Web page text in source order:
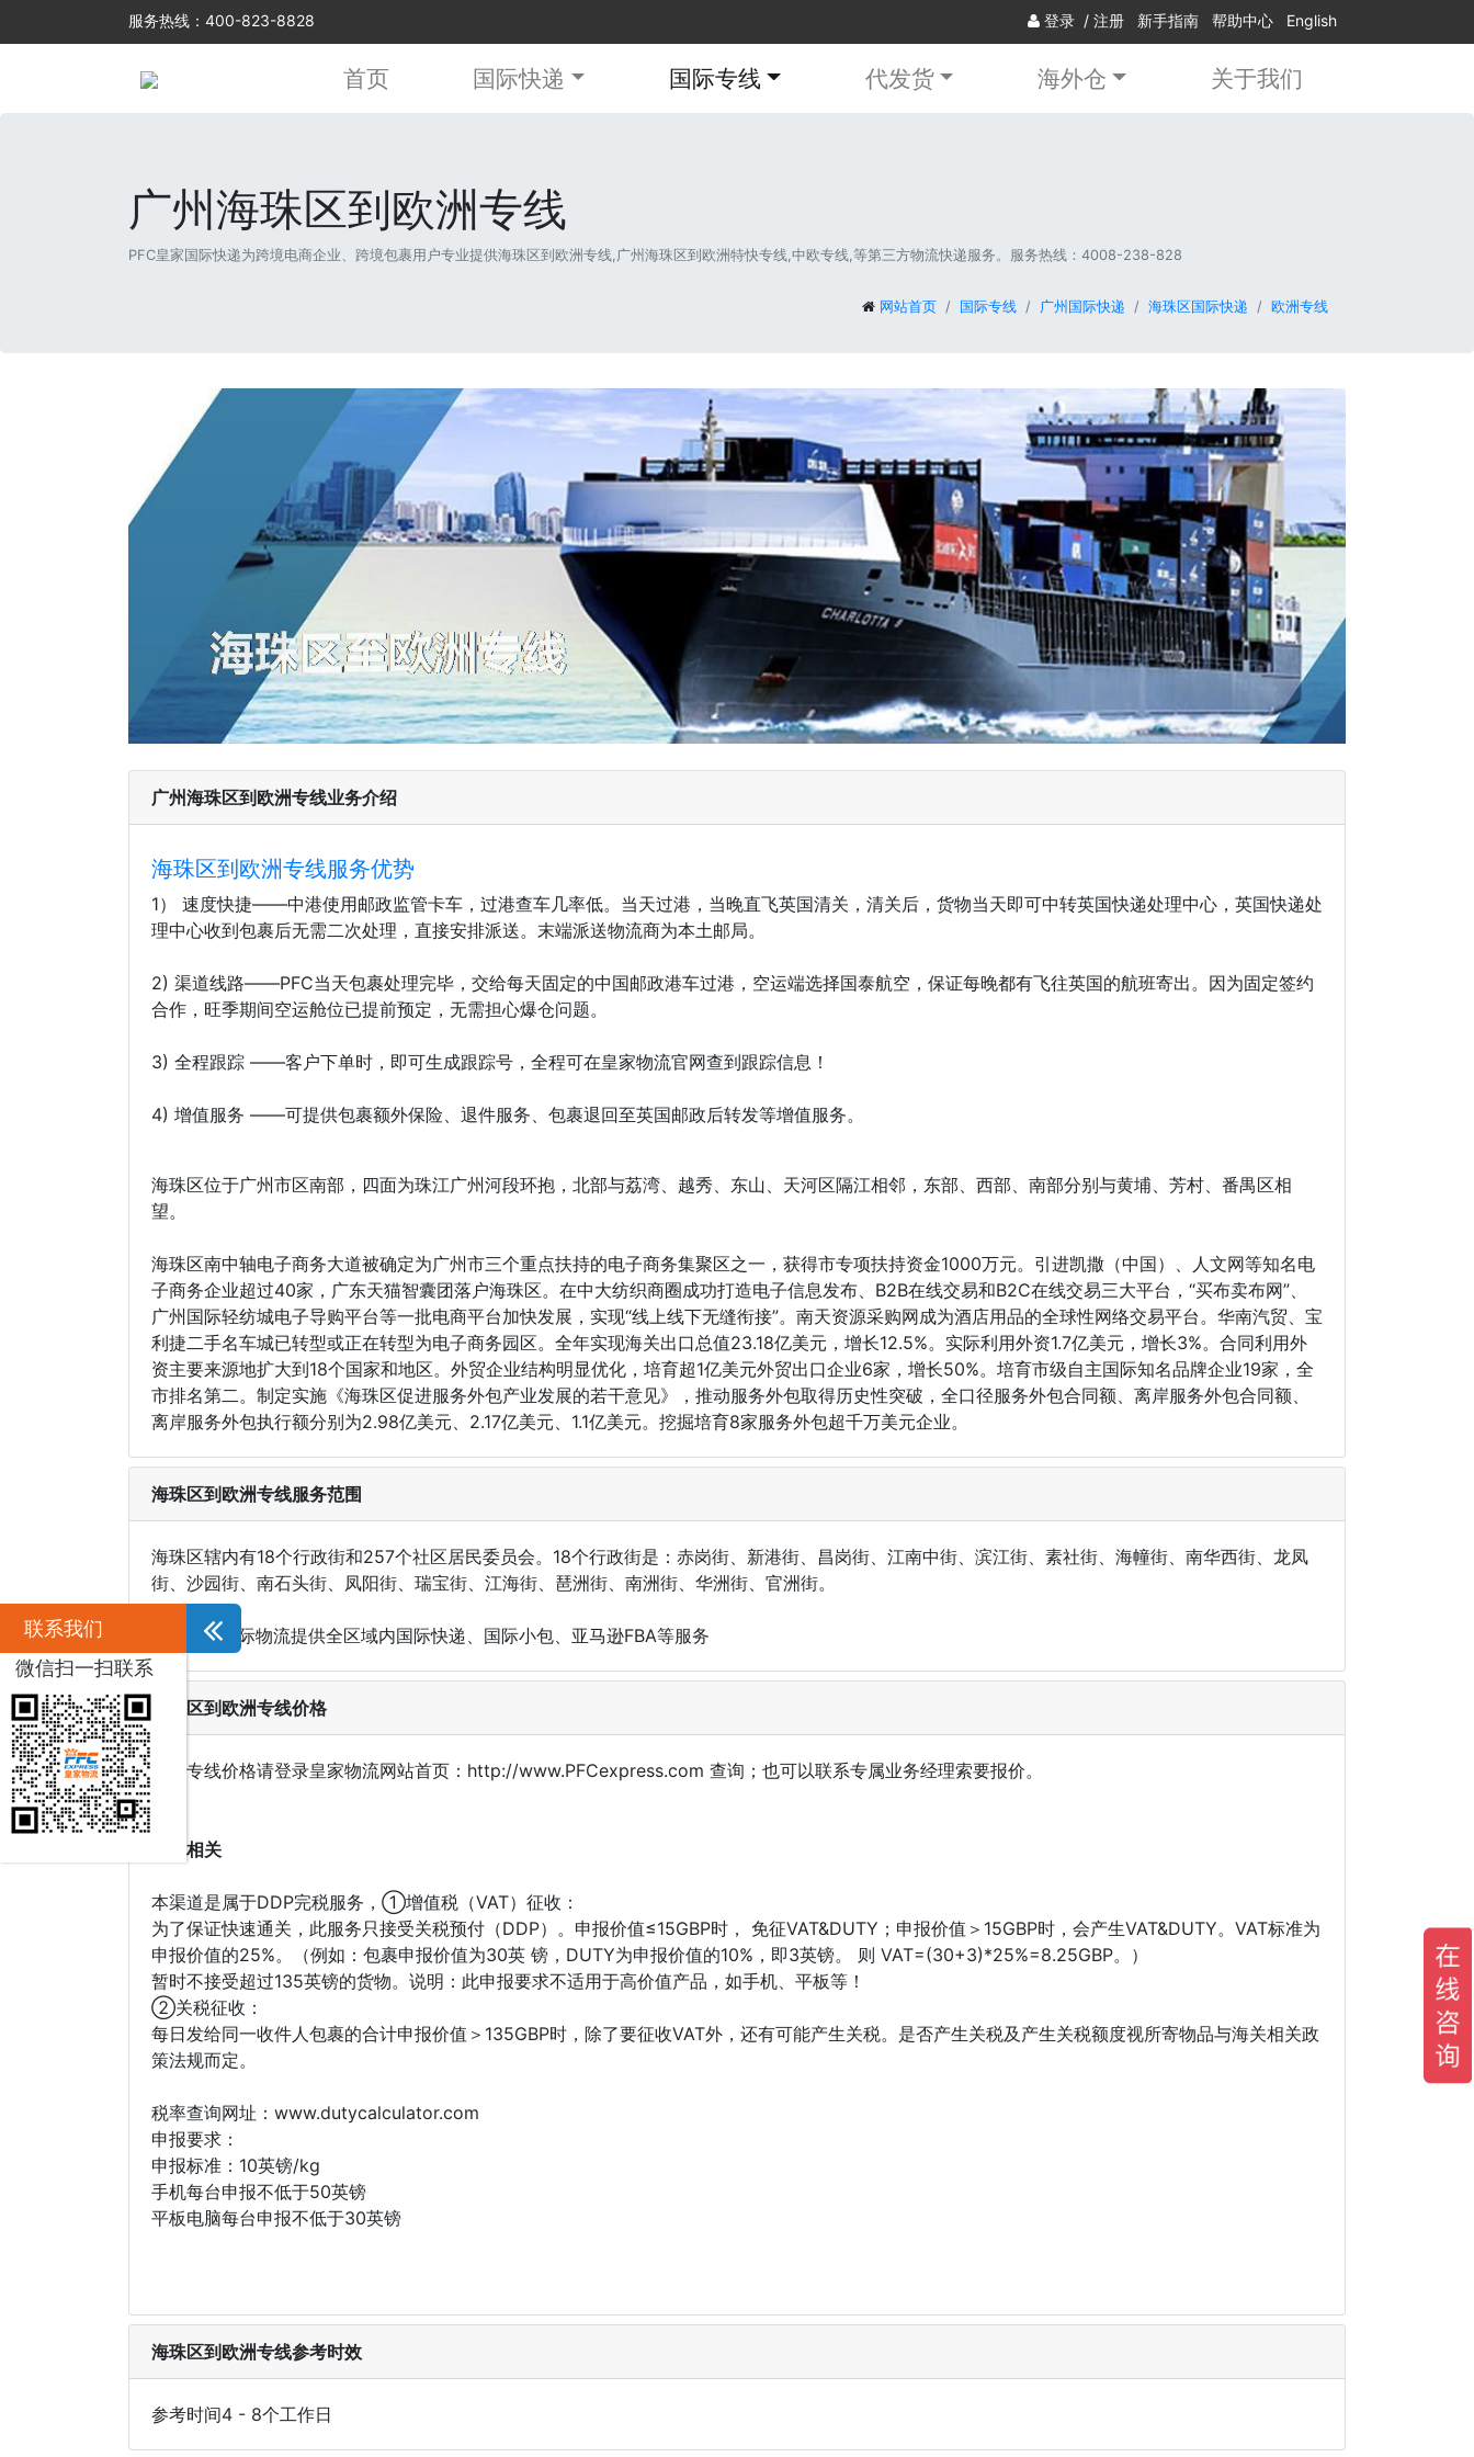
服务热线：400-823-8828 登录 / 注册 新手指南 帮助中心 English
首页 国际快递 国际专线 代发货 海外仓 关于我们
广州海珠区到欧洲专线
PFC皇家国际快递为跨境电商企业、跨境包裹用户专业提供海珠区到欧洲专线,广州海珠区到欧洲特快专线,中欧专线,等第三方物流快递服务。服务热线：4008-238-828
网站首页 国际专线 广州国际快递 海珠区国际快递 欧洲专线
广州海珠区到欧洲专线业务介绍
海珠区到欧洲专线服务优势
1） 速度快捷——中港使用邮政监管卡车，过港查车几率低。当天过港，当晚直飞英国清关，清关后，货物当天即可中转英国快递处理中心，英国快递处
理中心收到包裹后无需二次处理，直接安排派送。末端派送物流商为本土邮局。
2) 渠道线路——PFC当天包裹处理完毕，交给每天固定的中国邮政港车过港，空运端选择国泰航空，保证每晚都有飞往英国的航班寄出。因为固定签约
合作，旺季期间空运舱位已提前预定，无需担心爆仓问题。
3) 全程跟踪 ——客户下单时，即可生成跟踪号，全程可在皇家物流官网查到跟踪信息！
4) 增值服务 ——可提供包裹额外保险、退件服务、包裹退回至英国邮政后转发等增值服务。
海珠区位于广州市区南部，四面为珠江广州河段环抱，北部与荔湾、越秀、东山、天河区隔江相邻，东部、西部、南部分别与黄埔、芳村、番禺区相
望。
海珠区南中轴电子商务大道被确定为广州市三个重点扶持的电子商务集聚区之一，获得市专项扶持资金1000万元。引进凯撒（中国）、人文网等知名电
子商务企业超过40家，广东天猫智囊团落户海珠区。在中大纺织商圈成功打造电子信息发布、B2B在线交易和B2C在线交易三大平台，“买布卖布网”、
广州国际轻纺城电子导购平台等一批电商平台加快发展，实现“线上线下无缝衔接”。南天资源采购网成为酒店用品的全球性网络交易平台。华南汽贸、宝
利捷二手名车城已转型或正在转型为电子商务园区。全年实现海关出口总值23.18亿美元，增长12.5%。实际利用外资1.7亿美元，增长3%。合同利用外
资主要来源地扩大到18个国家和地区。外贸企业结构明显优化，培育超1亿美元外贸出口企业6家，增长50%。培育市级自主国际知名品牌企业19家，全
市排名第二。制定实施《海珠区促进服务外包产业发展的若干意见》，推动服务外包取得历史性突破，全口径服务外包合同额、离岸服务外包合同额、
离岸服务外包执行额分别为2.98亿美元、2.17亿美元、1.1亿美元。挖掘培育8家服务外包超千万美元企业。
海珠区到欧洲专线服务范围
海珠区辖内有18个行政街和257个社区居民委员会。18个行政街是：赤岗街、新港街、昌岗街、江南中街、滨江街、素社街、海幢街、南华西街、龙凤
街、沙园街、南石头街、凤阳街、瑞宝街、江海街、琶洲街、南洲街、华洲街、官洲街。
PFC皇家国际物流提供全区域内国际快递、国际小包、亚马逊FBA等服务
海珠区到欧洲专线价格
欧洲专线价格请登录皇家物流网站首页：http://www.PFCexpress.com 查询；也可以联系专属业务经理索要报价。
关税相关
本渠道是属于DDP完税服务，①增值税（VAT）征收：
为了保证快速通关，此服务只接受关税预付（DDP）。申报价值≤15GBP时， 免征VAT&DUTY；申报价值＞15GBP时，会产生VAT&DUTY。VAT标准为
申报价值的25%。（例如：包裹申报价值为30英 镑，DUTY为申报价值的10%，即3英镑。 则 VAT=(30+3)*25%=8.25GBP。）
暂时不接受超过135英镑的货物。说明：此申报要求不适用于高价值产品，如手机、平板等！
②关税征收：
每日发给同一收件人包裹的合计申报价值＞135GBP时，除了要征收VAT外，还有可能产生关税。是否产生关税及产生关税额度视所寄物品与海关相关政
策法规而定。
税率查询网址：www.dutycalculator.com
申报要求：
申报标准：10英镑/kg
手机每台申报不低于50英镑
平板电脑每台申报不低于30英镑
海珠区到欧洲专线参考时效
参考时间4 - 8个工作日
联系我们
微信扫一扫联系